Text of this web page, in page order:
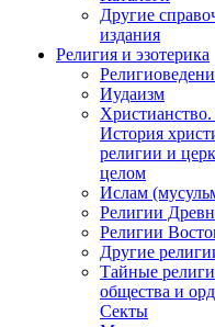
Другие
издания
Религия и эзотерика
Иудаизм
История
религии и
целом
Ислам
Религии
Религии
Другие
Тайные
общества и
Секты